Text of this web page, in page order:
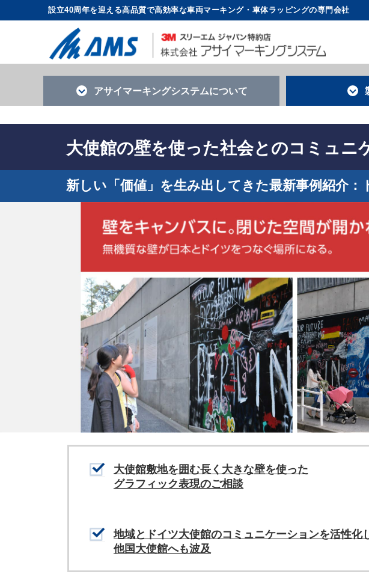
設立40周年を迎える高品質で高効率な車両マーキング・車体ラッピングの専門会社
アサイマーキングシステムについて
大使館の壁を使った社会とのコミュニ
新しい「価値」を生み出してきた最新事例紹介：
大使館敷地を囲む長く大きな壁を使った
グラフィック表現のご相談
地域とドイツ大使館のコミュニケーションを活性化
他国大使館へも波及